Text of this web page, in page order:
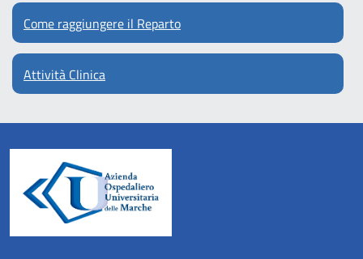
Come raggiungere il Reparto
Attività Clinica